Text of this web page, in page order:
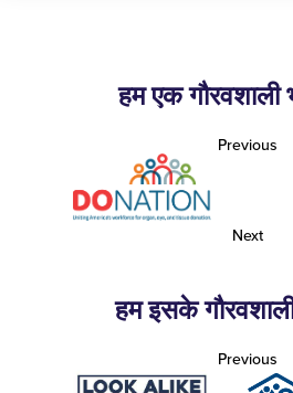
हम एक गौरवशाली
Previous
Next
हम इसके
Previous